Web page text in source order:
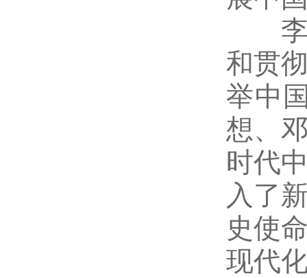
李克
和贯
举中
想、
时代
入了
史使
现代